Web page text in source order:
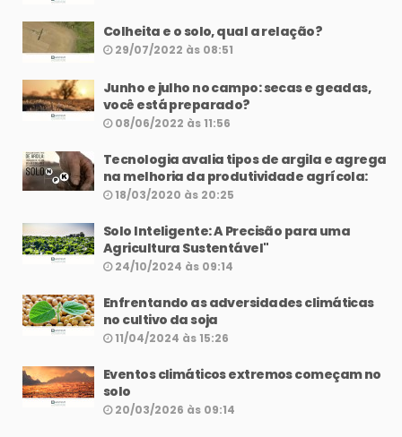
Colheita e o solo, qual a relação?
29/07/2022 às 08:51
Junho e julho no campo: secas e geadas,
você está preparado?
08/06/2022 às 11:56
Tecnologia avalia tipos de argila e agrega
na melhoria da produtividade agrícola:
18/03/2020 às 20:25
Solo Inteligente: A Precisão para uma
Agricultura Sustentável"
24/10/2024 às 09:14
Enfrentando as adversidades climáticas
no cultivo da soja
11/04/2024 às 15:26
Eventos climáticos extremos começam no
solo
20/03/2026 às 09:14